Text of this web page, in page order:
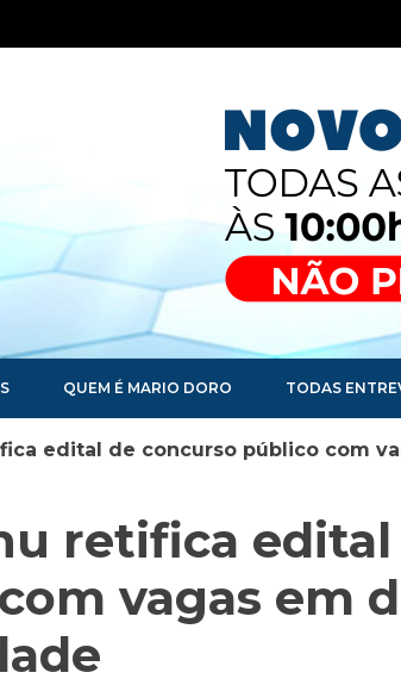
QUEM É MARIO DORO TODAS
edital de concurso público com
retifica edital
vagas em